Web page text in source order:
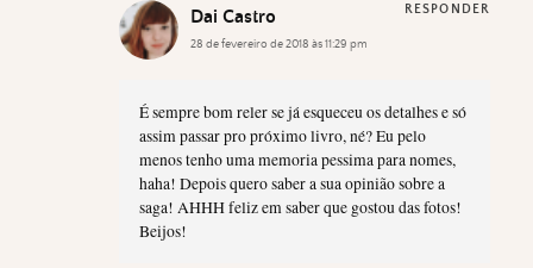
Dai Castro
28 de fevereiro de 2018 às 11:29 pm
É sempre bom reler se já esqueceu os detalhes e só
assim passar pro próximo livro, né? Eu pelo
menos tenho uma memoria pessima para nomes,
haha! Depois quero saber a sua opinião sobre a
saga! AHHH feliz em saber que gostou das fotos!
Beijos!
RESPONDER